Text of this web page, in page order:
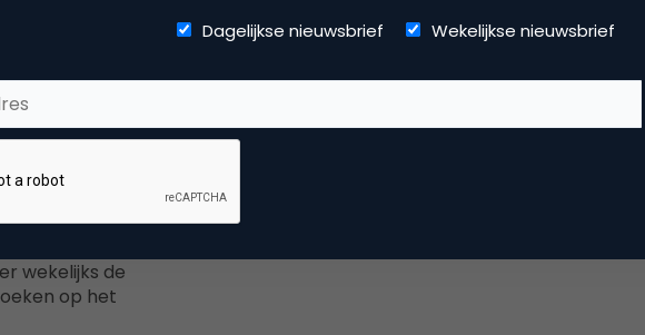
van
wekelijks de
op het
Dagelijkse nieuwsbrief Wekelijkse nieuwsbrief